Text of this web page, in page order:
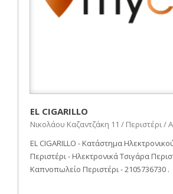
EL CIGARILLO
Νικολάου Καζαντζάκη 11 / Περιστέρι /
EL CIGARILLO - Κατάστημα
Περιστέρι - Ηλεκτρονικά Τσιγάρα
Καπνοπωλείο Περιστέρι - 2105736730 .